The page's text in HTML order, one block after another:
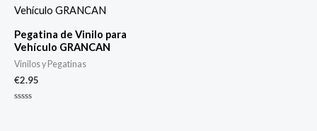
Pegatina de Vinilo para
Vehículo GRANCAN
Vinilos y Pegatinas
€2.95